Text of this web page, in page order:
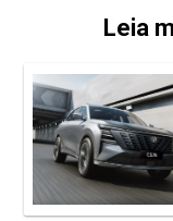
Leia